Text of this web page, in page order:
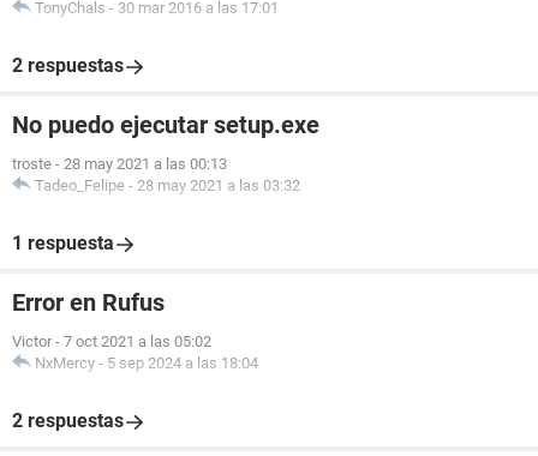
TonyChals - 30 mar 2016 a las 17:01
2 respuestas
No puedo ejecutar setup.exe
troste - 28 may 2021 a las 00:13
Tadeo_Felipe - 28 may 2021 a las 03:32
1 respuesta
Error en Rufus
Victor - 7 oct 2021 a las 05:02
NxMercy - 5 sep 2024 a las 18:04
2 respuestas